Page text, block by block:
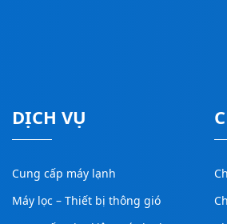
DỊCH VỤ
Cung cấp máy lạnh
Máy lọc – Thiết bị thông gió